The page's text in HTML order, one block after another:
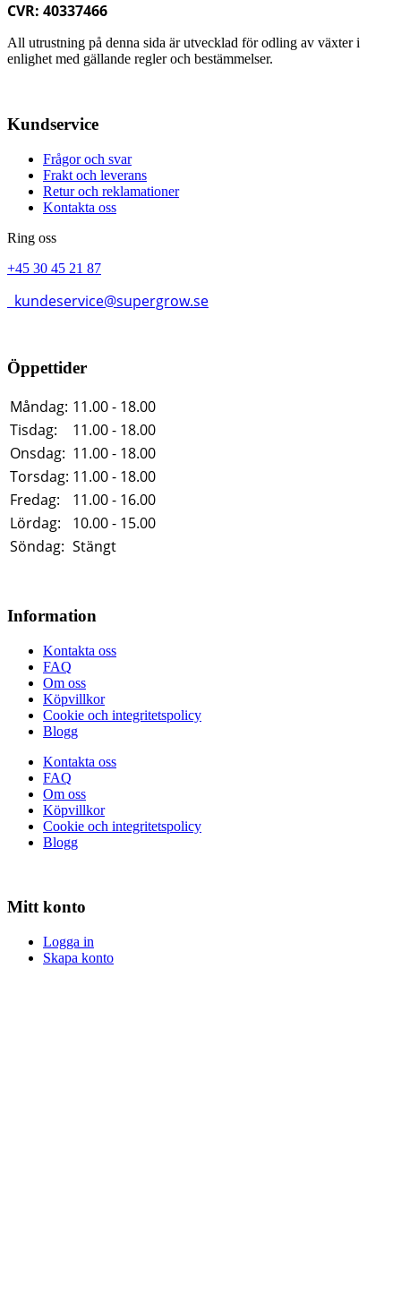
CVR: 40337466
All utrustning på denna sida är utvecklad för odling av växter i
enlighet med gällande regler och bestämmelser.
Kundservice
Frågor och svar
Frakt och leverans
Retur och reklamationer
Kontakta oss
Ring oss
+45 30 45 21 87
kundeservice@supergrow.se
Öppettider
Måndag: 11.00 - 18.00
Tisdag:
11.00 - 18.00
Onsdag: 11.00 - 18.00
Torsdag: 11.00 - 18.00
Fredag:
11.00 - 16.00
Lördag:
10.00 - 15.00
Söndag: Stängt
Information
Kontakta oss
FAQ
Om oss
Köpvillkor
Cookie och integritetspolicy
Blogg
Kontakta oss
FAQ
Om oss
Köpvillkor
Cookie och integritetspolicy
Blogg
Mitt konto
Logga in
Skapa konto